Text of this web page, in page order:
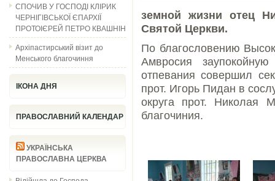
СПОЧИВ У ГОСПОДІ КЛІРИК
ЧЕРНІГІВСЬКОЇ ЄПАРХІЇ
ПРОТОІЄРЕЙ ПЕТРО КВАШНІН
Архіпастирський візит до
Менського благочиння
ІКОНА ДНЯ
ПРАВОСЛАВНИЙ КАЛЕНДАР
УКРАЇНСЬКА
ПРАВОСЛАВНА ЦЕРКВА
земной жизни отец
Святой Церкви.
По благословению
Амвросия
отпевания совершил
прот. Игорь Пидан в
округа прот. Николая
благочиния.